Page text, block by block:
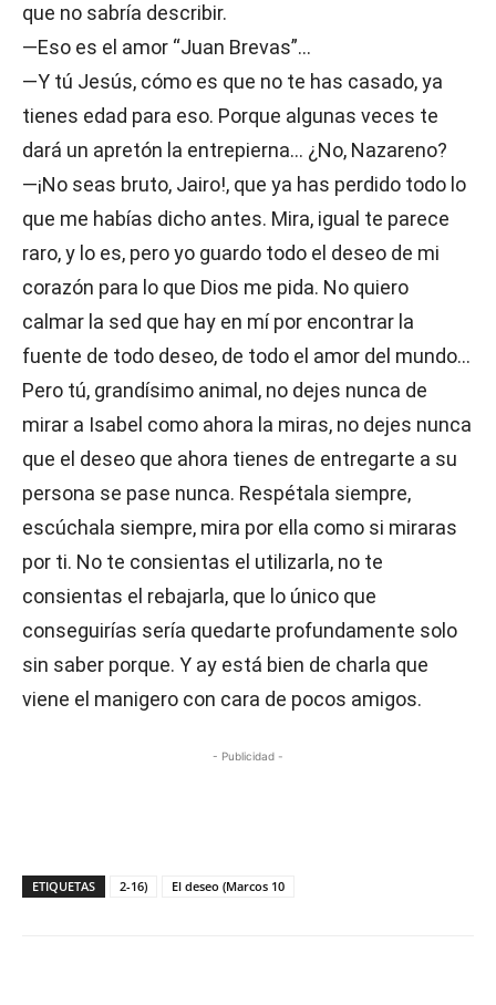
que no sabría describir.
—Eso es el amor “Juan Brevas”…
—Y tú Jesús, cómo es que no te has casado, ya
tienes edad para eso. Porque algunas veces te
dará un apretón la entrepierna… ¿No, Nazareno?
—¡No seas bruto, Jairo!, que ya has perdido todo lo
que me habías dicho antes. Mira, igual te parece
raro, y lo es, pero yo guardo todo el deseo de mi
corazón para lo que Dios me pida. No quiero
calmar la sed que hay en mí por encontrar la
fuente de todo deseo, de todo el amor del mundo…
Pero tú, grandísimo animal, no dejes nunca de
mirar a Isabel como ahora la miras, no dejes nunca
que el deseo que ahora tienes de entregarte a su
persona se pase nunca. Respétala siempre,
escúchala siempre, mira por ella como si miraras
por ti. No te consientas el utilizarla, no te
consientas el rebajarla, que lo único que
conseguirías sería quedarte profundamente solo
sin saber porque. Y ay está bien de charla que
viene el manigero con cara de pocos amigos.
- Publicidad -
ETIQUETAS 2-16) El deseo (Marcos 10